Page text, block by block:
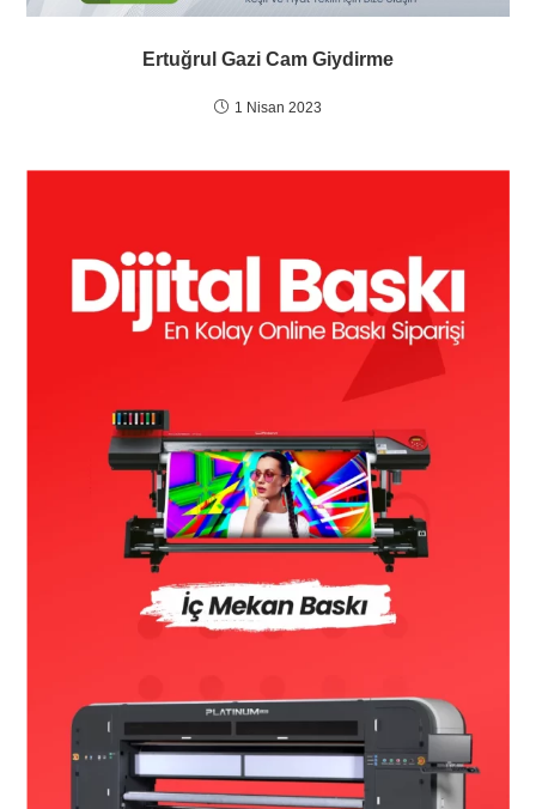
Ertuğrul Gazi Cam Giydirme
1 Nisan 2023